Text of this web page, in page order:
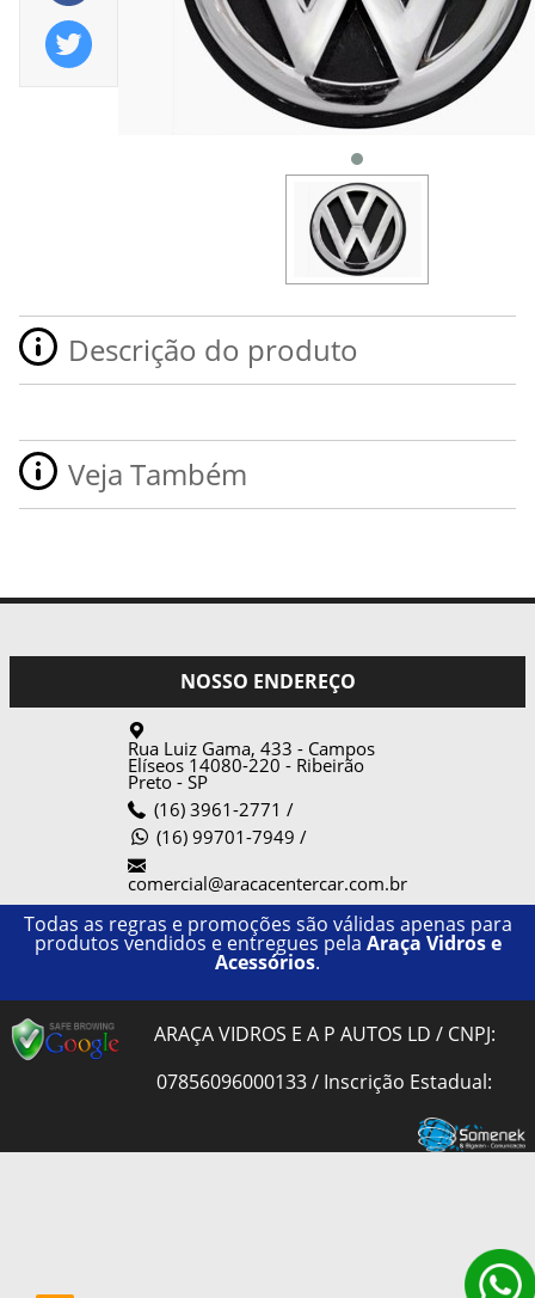
AO
Descrição do produto
Veja Também
NOSSO ENDEREÇO
Rua Luiz Gama, 433 - Campos
Elíseos 14080-220 - Ribeirão
Preto - SP
(16) 3961-2771 /
(16) 99701-7949 /
comercial@aracacentercar.com.br
Todas as regras e promoções são válidas apenas para
produtos vendidos e entregues pela Araça Vidros e
Acessórios.
ARAÇA VIDROS E A P AUTOS LD / CNPJ:
07856096000133 / Inscrição Estadual: